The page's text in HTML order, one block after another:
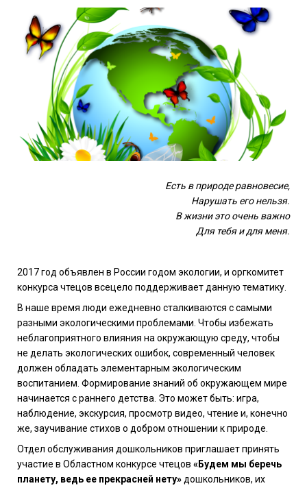
Есть в природе равновесие,
Нарушать его нельзя.
В жизни это очень важно
Для тебя и для меня.
2017 год объявлен в России годом экологии, и оргкомитет
конкурса чтецов всецело поддерживает данную тематику.
В наше время люди ежедневно сталкиваются с самыми
разными экологическими проблемами. Чтобы избежать
неблагоприятного влияния на окружающую среду, чтобы
не делать экологических ошибок, современный человек
должен обладать элементарным экологическим
воспитанием. Формирование знаний об окружающем мире
начинается с раннего детства. Это может быть: игра,
наблюдение, экскурсия, просмотр видео, чтение и, конечно
же, заучивание стихов о добром отношении к природе.
Отдел обслуживания дошкольников приглашает принять
участие в Областном конкурсе чтецов «Будем мы беречь
планету, ведь ее прекрасней нету» дошкольников, их